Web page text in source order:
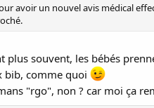
avoir un nouvel avis médical
souvent, les bébés
bib, comme quoi
"rgo", non ? car moi ça